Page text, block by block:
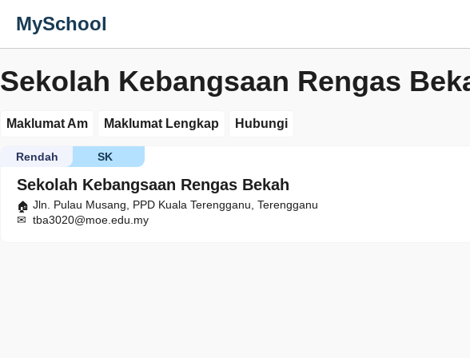
MySchool
Sekolah Kebangsaan Rengas
Maklumat Am Maklumat Lengkap Hubungi
Sekolah Kebangsaan Rengas Bekah
SK
Rendah
Jln. Pulau Musang, PPD Kuala Terengganu, Terengganu
tba3020@moe.edu.my